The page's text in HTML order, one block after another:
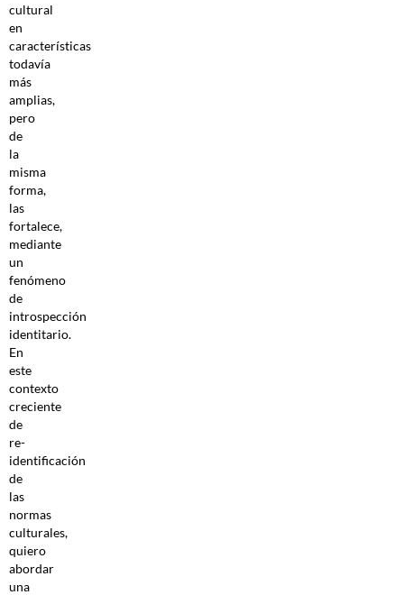
cultural
en
características
todavía
más
amplias,
pero
de
la
misma
forma,
las
fortalece,
mediante
un
fenómeno
de
introspección
identitario.
En
este
contexto
creciente
de
re-
identificación
de
las
normas
culturales,
quiero
abordar
una